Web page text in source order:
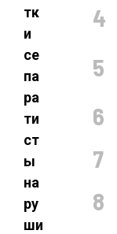
тк
и
се
па
ра
ти
ст
ы
на
ру
ши